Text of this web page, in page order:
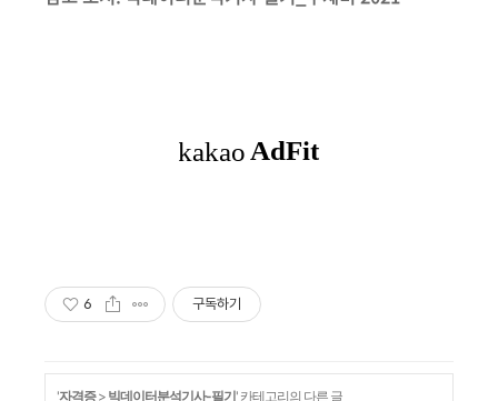
6 구독하기
'자격증> 빅데이터분석기사-필기' 카테고리의 다른 글